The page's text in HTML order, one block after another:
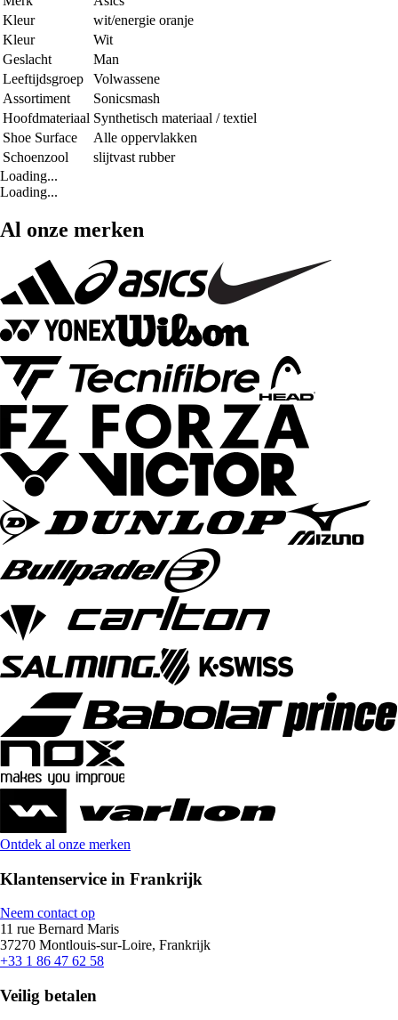
Kleur
wit/energie oranje
Kleur
Wit
Geslacht
Man
Leeftijdsgroep
Volwassene
Assortiment
Sonicsmash
Hoofdmateriaal Synthetisch materiaal / textiel
Shoe Surface
Alle oppervlakken
Schoenzool
slijtvast rubber
Loading...
Loading...
Al onze merken
Ontdek al onze merken
Klantenservice in Frankrijk
Neem contact op
11 rue Bernard Maris
37270 Montlouis-sur-Loire, Frankrijk
+33 1 86 47 62 58
Veilig betalen